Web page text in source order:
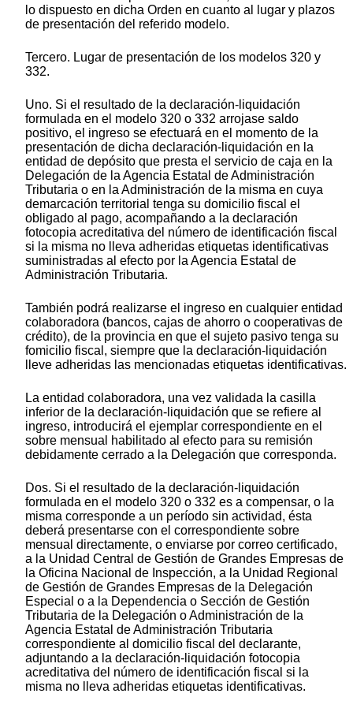
lo dispuesto en dicha Orden en cuanto al lugar y plazos
de presentación del referido modelo.
Tercero. Lugar de presentación de los modelos 320 y
332.
Uno. Si el resultado de la declaración-liquidación
formulada en el modelo 320 o 332 arrojase saldo
positivo, el ingreso se efectuará en el momento de la
presentación de dicha declaración-liquidación en la
entidad de depósito que presta el servicio de caja en la
Delegación de la Agencia Estatal de Administración
Tributaria o en la Administración de la misma en cuya
demarcación territorial tenga su domicilio fiscal el
obligado al pago, acompañando a la declaración
fotocopia acreditativa del número de identificación fiscal
si la misma no lleva adheridas etiquetas identificativas
suministradas al efecto por la Agencia Estatal de
Administración Tributaria.
También podrá realizarse el ingreso en cualquier entidad
colaboradora (bancos, cajas de ahorro o cooperativas de
crédito), de la provincia en que el sujeto pasivo tenga su
fomicilio fiscal, siempre que la declaración-liquidación
lleve adheridas las mencionadas etiquetas identificativas.
La entidad colaboradora, una vez validada la casilla
inferior de la declaración-liquidación que se refiere al
ingreso, introducirá el ejemplar correspondiente en el
sobre mensual habilitado al efecto para su remisión
debidamente cerrado a la Delegación que corresponda.
Dos. Si el resultado de la declaración-liquidación
formulada en el modelo 320 o 332 es a compensar, o la
misma corresponde a un período sin actividad, ésta
deberá presentarse con el correspondiente sobre
mensual directamente, o enviarse por correo certificado,
a la Unidad Central de Gestión de Grandes Empresas de
la Oficina Nacional de Inspección, a la Unidad Regional
de Gestión de Grandes Empresas de la Delegación
Especial o a la Dependencia o Sección de Gestión
Tributaria de la Delegación o Administración de la
Agencia Estatal de Administración Tributaria
correspondiente al domicilio fiscal del declarante,
adjuntando a la declaración-liquidación fotocopia
acreditativa del número de identificación fiscal si la
misma no lleva adheridas etiquetas identificativas.